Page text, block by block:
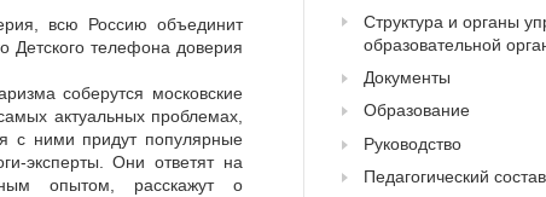
всю Россию объединит
Детского телефона доверия
соберутся московские
актуальных проблемах,
с ними придут популярные
эксперты. Они ответят на
опытом, расскажут о
Структура и органы
образовательной
Документы
Образование
Руководство
Педагогический состав